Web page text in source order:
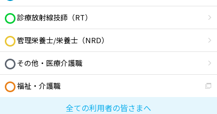
診療放射線技師（RT）
管理栄養士/栄養士（NRD）
その他・医療介護職
福祉・介護職
全ての利用者の皆さまへ